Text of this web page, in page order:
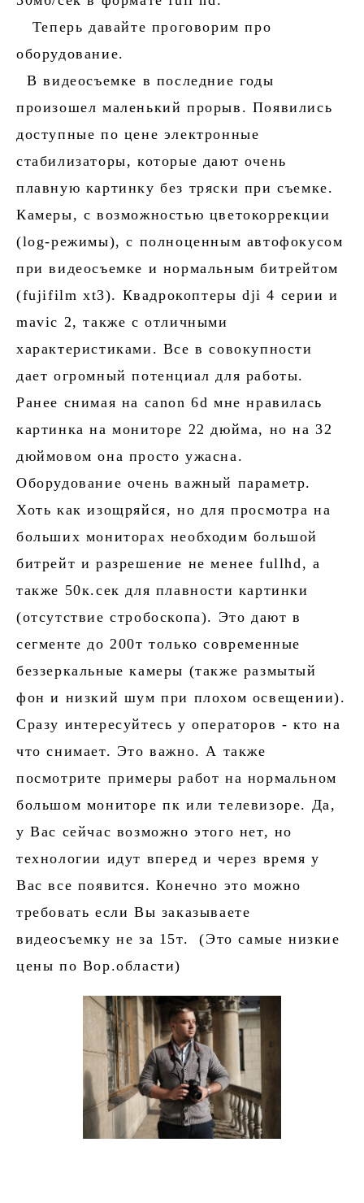
Теперь давайте проговорим про
оборудование.
В видеосъемке в последние годы
произошел маленький прорыв. Появились
доступные по цене электронные
стабилизаторы, которые дают очень
плавную картинку без тряски при съемке.
Камеры, с возможностью цветокоррекции
(log-режимы), с полноценным автофокусом
при видеосъемке и нормальным битрейтом
(fujifilm xt3). Квадрокоптеры dji 4 серии и
mavic 2, также с отличными
характеристиками. Все в совокупности
дает огромный потенциал для работы.
Ранее снимая на canon 6d мне нравилась
картинка на мониторе 22 дюйма, но на 32
дюймовом она просто ужасна.
Оборудование очень важный параметр.
Хоть как изощряйся, но для просмотра на
больших мониторах необходим большой
битрейт и разрешение не менее fullhd, а
также 50к.сек для плавности картинки
(отсутствие стробоскопа). Это дают в
сегменте до 200т только современные
беззеркальные камеры (также размытый
фон и низкий шум при плохом освещении).
Сразу интересуйтесь у операторов - кто на
что снимает. Это важно. А также
посмотрите примеры работ на нормальном
большом мониторе пк или телевизоре. Да,
у Вас сейчас возможно этого нет, но
технологии идут вперед и через время у
Вас все появится. Конечно это можно
требовать если Вы заказываете
видеосъемку не за 15т. (Это самые низкие
цены по Вор.области)